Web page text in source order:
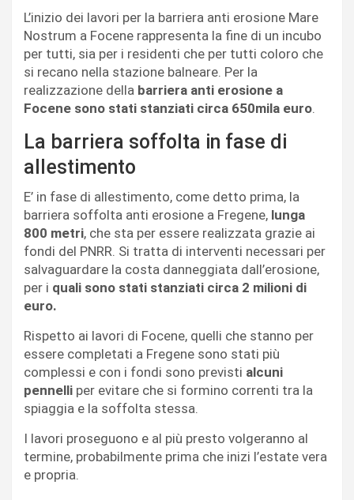
L’inizio dei lavori per la barriera anti erosione Mare
Nostrum a Focene rappresenta la fine di un incubo
per tutti, sia per i residenti che per tutti coloro che
si recano nella stazione balneare. Per la
realizzazione della barriera anti erosione a
Focene sono stati stanziati circa 650mila euro.
La barriera soffolta in fase di
allestimento
E’ in fase di allestimento, come detto prima, la
barriera soffolta anti erosione a Fregene, lunga
800 metri, che sta per essere realizzata grazie ai
fondi del PNRR. Si tratta di interventi necessari per
salvaguardare la costa danneggiata dall’erosione,
per i quali sono stati stanziati circa 2 milioni di
euro.
Rispetto ai lavori di Focene, quelli che stanno per
essere completati a Fregene sono stati più
complessi e con i fondi sono previsti alcuni
pennelli per evitare che si formino correnti tra la
spiaggia e la soffolta stessa.
I lavori proseguono e al più presto volgeranno al
termine, probabilmente prima che inizi l’estate vera
e propria.